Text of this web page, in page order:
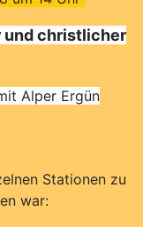
und christlicher
Alper Ergün
Stationen zu
war: